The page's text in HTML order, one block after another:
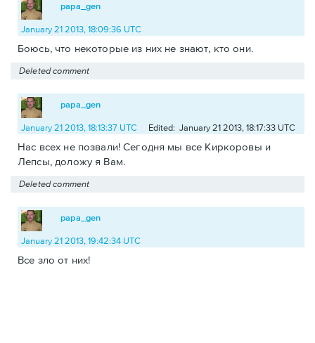
papa_gen
January 21 2013, 18:09:36 UTC
Боюсь, что некоторые из них не знают, кто они.
Deleted comment
papa_gen
January 21 2013, 18:13:37 UTC Edited: January 21 2013, 18:17:33 UTC
Нас всех не позвали! Сегодня мы все Киркоровы и
Лепсы, доложу я Вам.
Deleted comment
papa_gen
January 21 2013, 19:42:34 UTC
Все зло от них!